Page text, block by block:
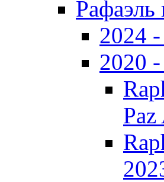
Рафаэль
2024
2020